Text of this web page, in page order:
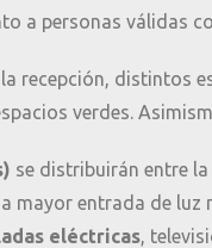
a personas válidas
recepción, distintos
verdes.
se distribuirán entre
mayor entrada de
eléctricas,